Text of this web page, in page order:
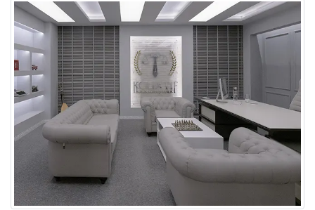
TAŞINMAZ SATIŞ VAADI SÖZLEŞMESI
ECRIMISIL DAVASI
KASTEN YARALAMA SUÇU
UYUŞTURUCU TICARETI DAVASI
ADLI KONTROL TEDBIRI
HIRSIZLIK SUÇU